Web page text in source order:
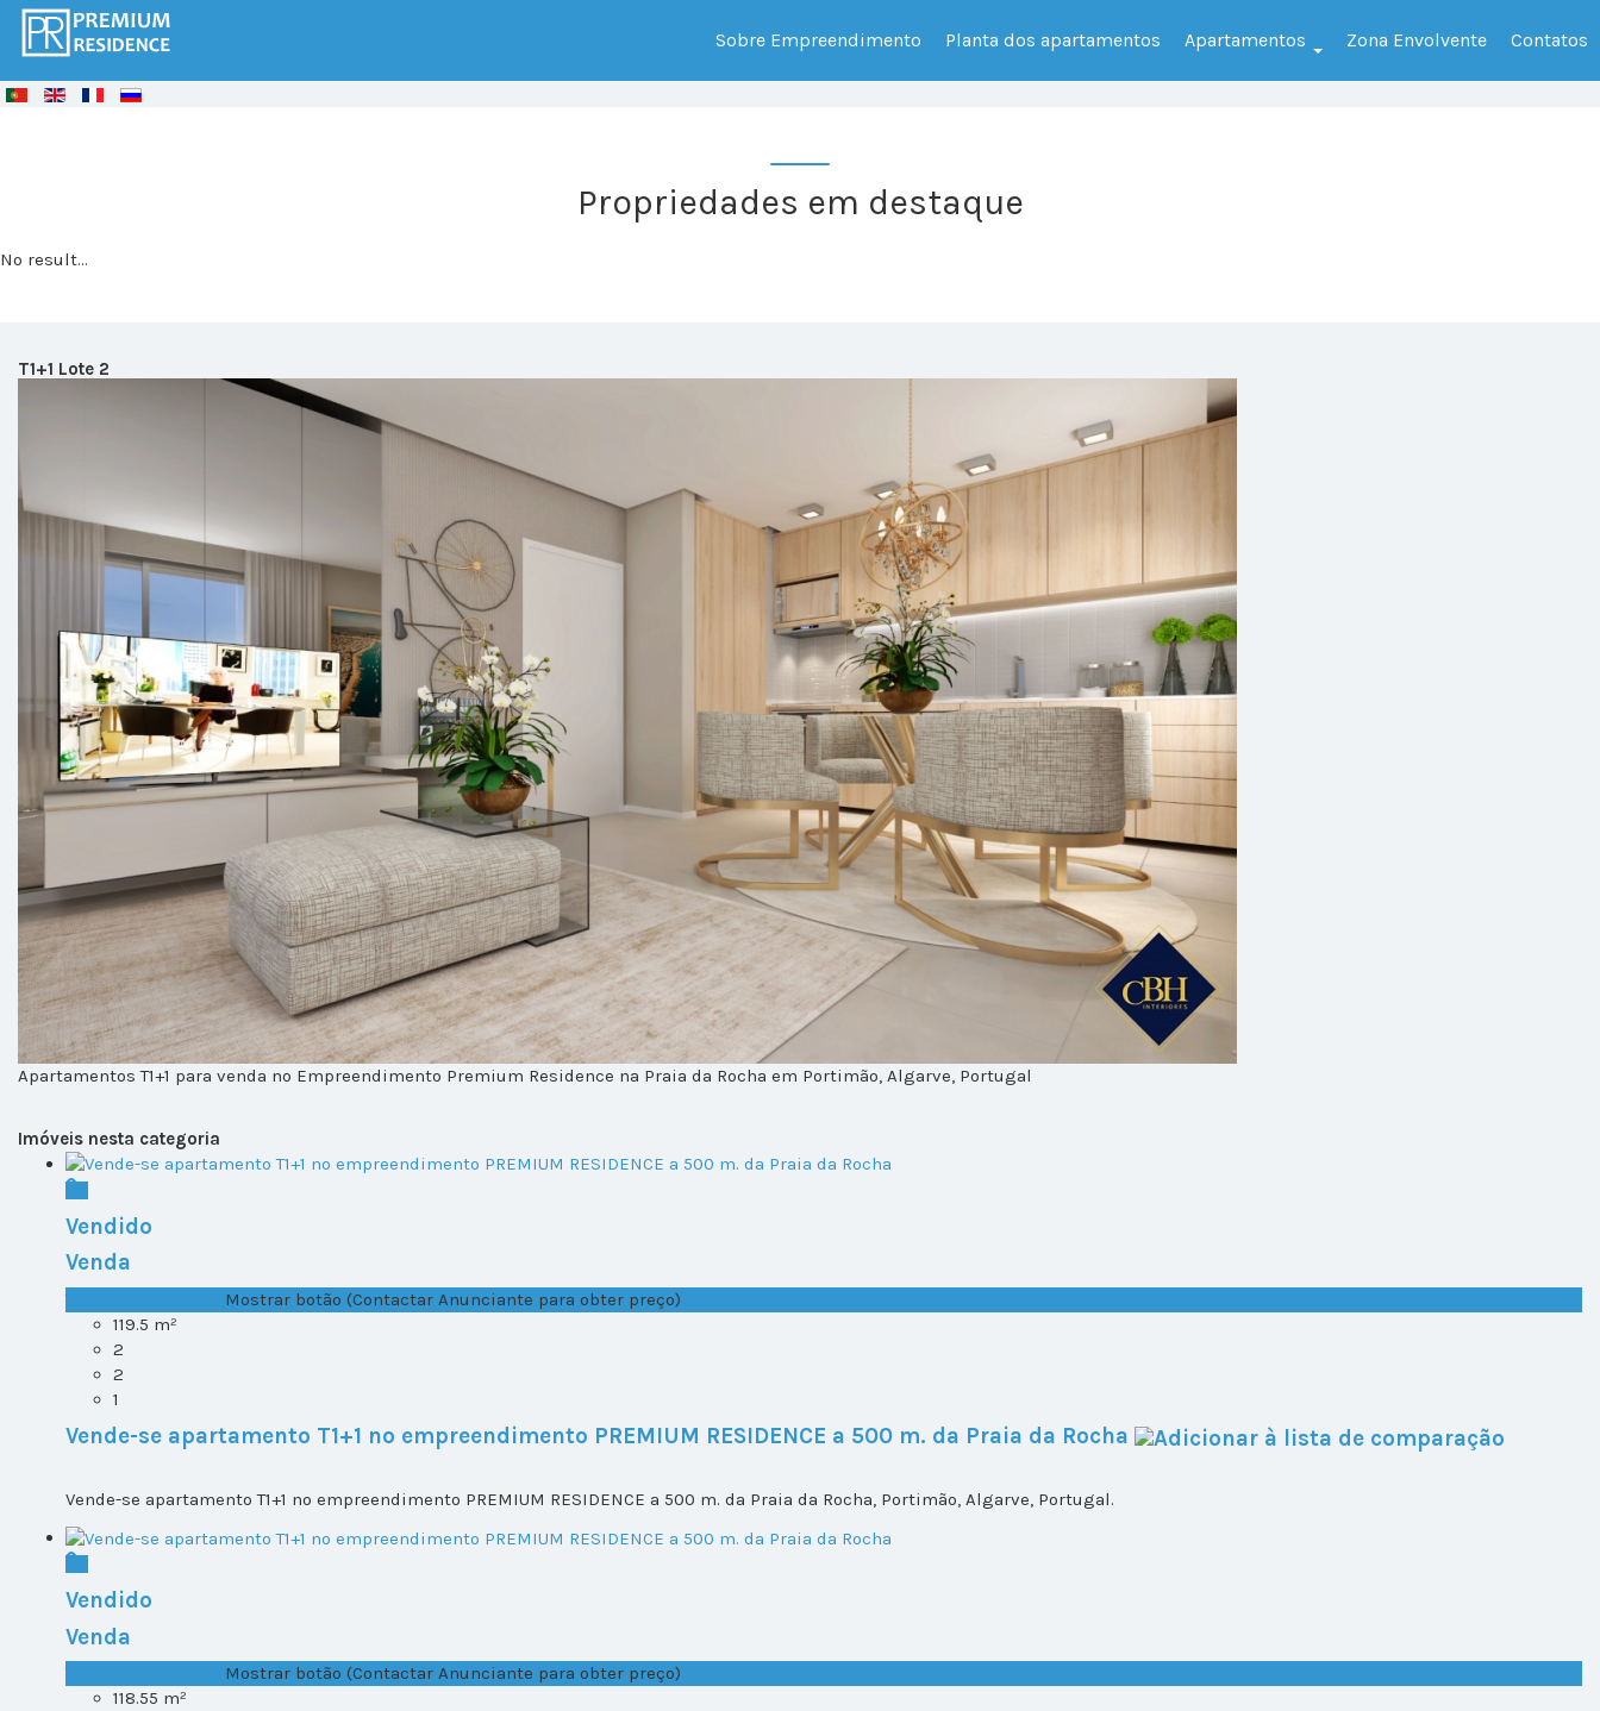
Sobre Empreendimento Planta dos apartamentos Apartamentos Zona Envolvente Contatos
© FreeJoomla! 3 Modules
Propriedades em destaque
No result...
T1+1 Lote 2
Apartamentos T1+1 para venda no Empreendimento Premium Residence na Praia da Rocha em Portimão, Algarve, Portugal
Imóveis nesta categoria
Vendido
Venda
Mostrar botão (Contactar Anunciante para obter preço)
119.5 m²
2
2
1
Vende-se apartamento T1+1 no empreendimento PREMIUM RESIDENCE a 500 m. da Praia da Rocha
Vende-se apartamento T1+1 no empreendimento PREMIUM RESIDENCE a 500 m. da Praia da Rocha, Portimão, Algarve, Portugal.
Vendido
Venda
Mostrar botão (Contactar Anunciante para obter preço)
118.55 m²